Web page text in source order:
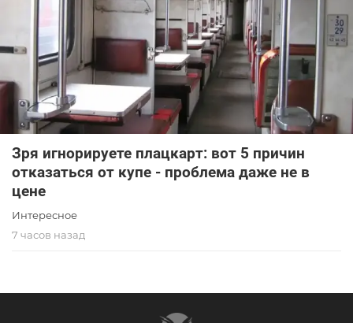
Зря игнорируете плацкарт: вот 5 причин
отказаться от купе - проблема даже не в
цене
Интересное
7 часов назад